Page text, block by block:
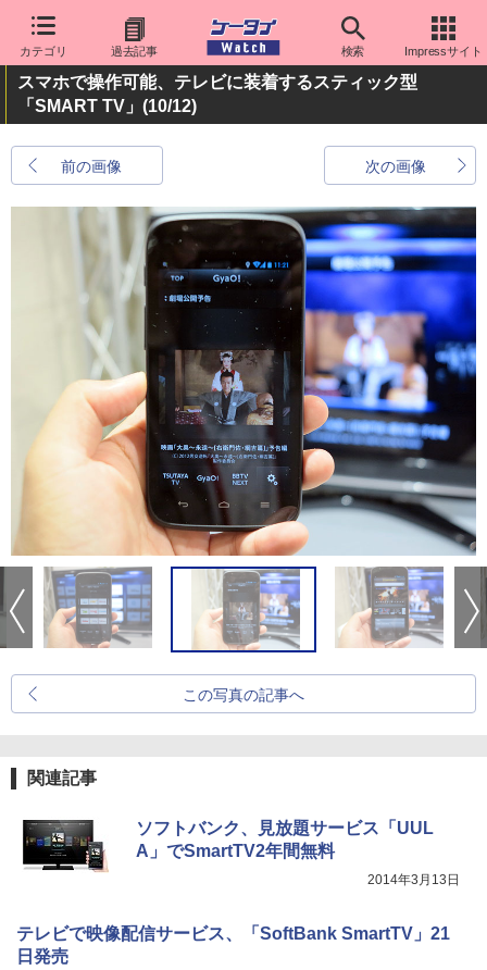
カテゴリ 過去記事 検索 Impressサイト
スマホで操作可能、テレビに装着するスティック型
「SMART TV」 (10/12)
前の画像 次の画像
この写真の記事へ
関連記事
ソフトバンク、見放題サービス「UUL
A」でSmartTV2年間無料
2014年3月13日
テレビで映像配信サービス、「SoftBank SmartTV」21
日発売